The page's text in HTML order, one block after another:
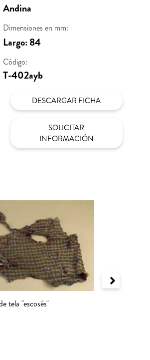
Andina
Dimensiones en mm:
Largo: 84
Código:
T-402ayb
DESCARGAR FICHA
SOLICITAR
INFORMACIÓN
tela "escosés"